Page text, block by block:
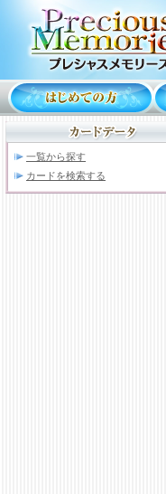
一覧から探す
カードを検索する